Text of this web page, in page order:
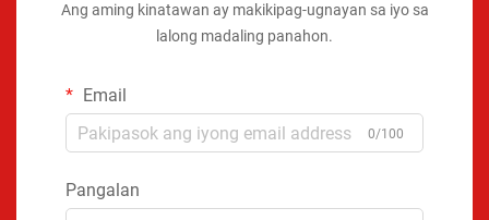
Ang aming kinatawan ay makikipag-ugnayan sa iyo sa
lalong madaling panahon.
Email
0/100
Pangalan